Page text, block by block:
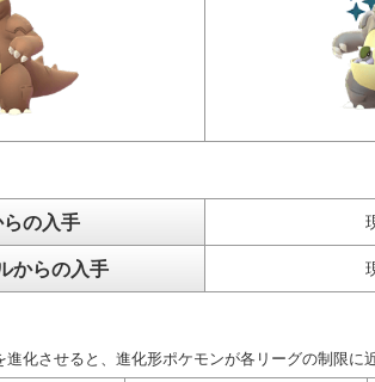
の入手
からの入手
化させると、進化形ポケモンが各リーグの制限に